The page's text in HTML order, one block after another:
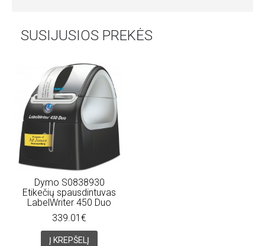
SUSIJUSIOS PREKĖS
Dymo S0838930
Etikečių spausdintuvas
LabelWriter 450 Duo
339.01€
Į KREPŠELĮ